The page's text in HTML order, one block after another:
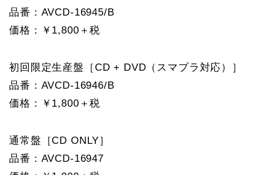
品番：AVCD-16945/B
価格：￥1,800＋税
初回限定生産盤［CD + DVD（スマプラ対応）］
品番：AVCD-16946/B
価格：￥1,800＋税
通常盤［CD ONLY］
品番：AVCD-16947